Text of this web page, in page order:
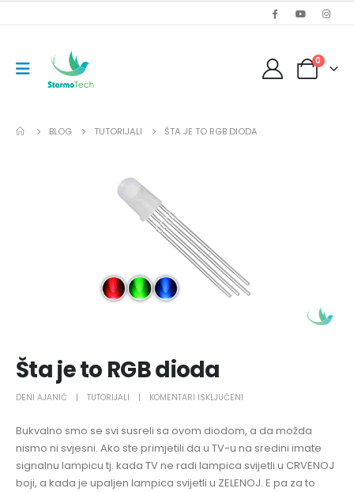
0
BLOG TUTORIJALI ŠTA JE TO RGB DIODA
Šta je to RGB dioda
DENI AJANIĆ TUTORIJALI KOMENTARI ISKLJUČENI
JE
TO
RGB
DIODA
Bukvalno smo se svi susreli sa ovom diodom, a da možda
nismo ni svjesni. Ako ste primjetili da u TV-u na sredini imate
signalnu lampicu tj. kada TV ne radi lampica svijetli u CRVENOJ
boji, a kada je upaljen lampica svijetli u ZELENOJ. E pa za to